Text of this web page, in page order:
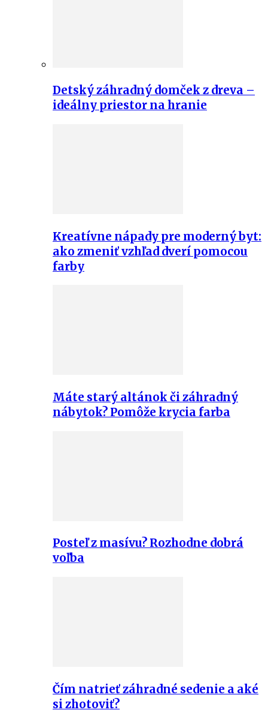
Detský záhradný domček z dreva –
ideálny priestor na hranie
Kreatívne nápady pre moderný byt:
ako zmeniť vzhľad dverí pomocou
farby
Máte starý altánok či záhradný
nábytok? Pomôže krycia farba
Posteľ z masívu? Rozhodne dobrá
voľba
Čím natrieť záhradné sedenie a aké
si zhotoviť?